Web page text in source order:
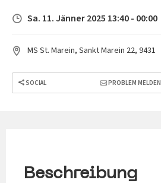
Sa. 11. Jänner 2025 13:40 - 00:00
MS St. Marein, Sankt Marein 22, 9431
SOCIAL PROBLEM MELDEN
Beschreibung